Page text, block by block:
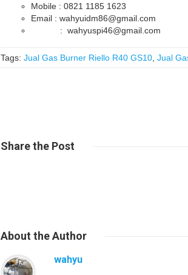
Mobile : 0821 1185 1623
Email : wahyuidm86@gmail.com
: wahyuspi46@gmail.com
Tags: Jual Gas Burner Riello R40 GS10 Jual
Sharethe Post
About the Author
wahyu